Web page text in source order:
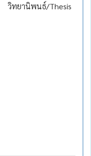
วิทยานิพนธ์/Thesis